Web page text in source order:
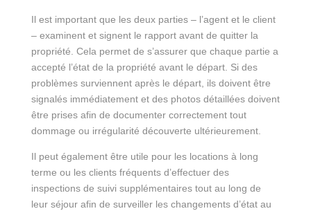
Il est important que les deux parties – l’agent et le client
– examinent et signent le rapport avant de quitter la
propriété. Cela permet de s’assurer que chaque partie a
accepté l’état de la propriété avant le départ. Si des
problèmes surviennent après le départ, ils doivent être
signalés immédiatement et des photos détaillées doivent
être prises afin de documenter correctement tout
dommage ou irrégularité découverte ultérieurement.
Il peut également être utile pour les locations à long
terme ou les clients fréquents d’effectuer des
inspections de suivi supplémentaires tout au long de
leur séjour afin de surveiller les changements d’état au